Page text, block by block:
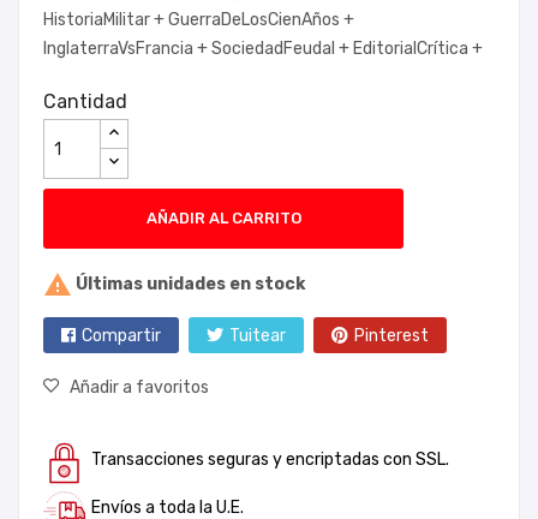
HistoriaMilitar +GuerraDeLosCienAños +
InglaterraVsFrancia +SociedadFeudal + EditorialCrítica +
Cantidad
AÑADIR AL CARRITO
 Últimas unidades en stock
Compartir Tuitear Pinterest
Añadir a favoritos
Transacciones seguras y encriptadas con SSL.
Envíos a toda la U.E.